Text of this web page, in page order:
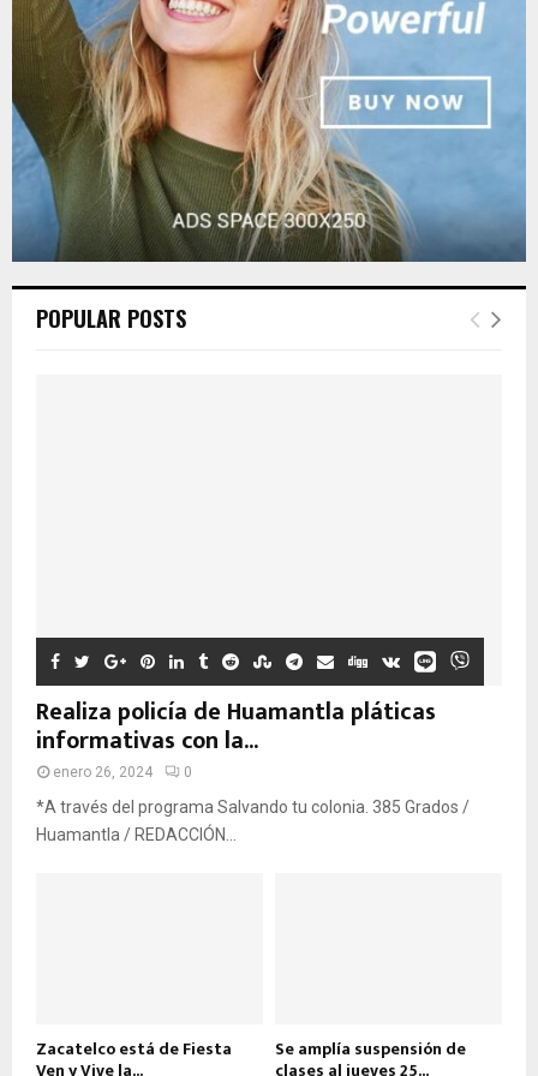
POPULAR POSTS
Realiza policía de Huamantla pláticas
informativas con la...
enero 26, 2024 0
*A través del programa Salvando tu colonia. 385 Grados /
Huamantla / REDACCIÓN...
Zacatelco está de Fiesta Se amplía suspensión de